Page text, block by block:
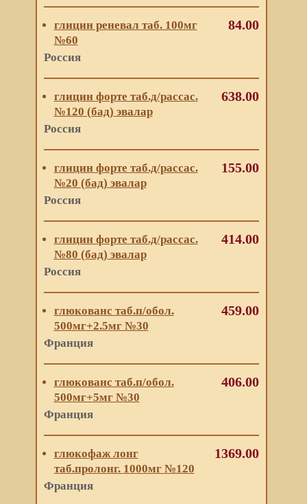
глицин реневал таб. 100мг
№60
Россия
84.00
глицин форте таб.д/рассас.
№120 (бад) эвалар
Россия
638.00
глицин форте таб.д/рассас.
№20 (бад) эвалар
Россия
155.00
глицин форте таб.д/рассас.
№80 (бад) эвалар
Россия
414.00
глюкованс таб.п/обол.
500мг+2.5мг №30
Франция
459.00
глюкованс таб.п/обол.
500мг+5мг №30
Франция
406.00
глюкофаж лонг
таб.пролонг. 1000мг №120
Франция
1369.00